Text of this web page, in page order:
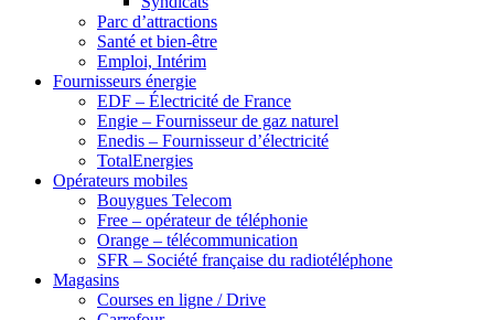
Parc d’attractions
Santé et bien-être
Emploi, Intérim
Fournisseurs énergie
EDF – Électricité de France
Engie – Fournisseur de gaz naturel
Enedis – Fournisseur d’électricité
TotalEnergies
Opérateurs mobiles
Bouygues Telecom
Free – opérateur de téléphonie
Orange – télécommunication
SFR – Société française du radiotéléphone
Magasins
Courses en ligne / Drive